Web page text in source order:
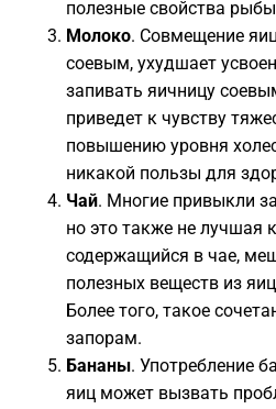
полезные свойства
Молоко. Совмещение
соевым, ухудшает
запивать яичницу
приведет к чувству
повышению уровня
никакой пользы для
Чай. Многие привыкли
но это также не лучшая
содержащийся в чае,
полезных веществ из
Более того, такое
запорам.
Бананы. Употребление
яиц может вызвать